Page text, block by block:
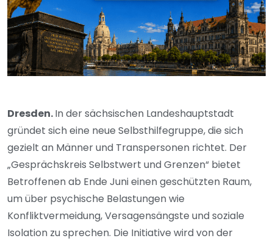
Dresden.In der sächsischen Landeshauptstadt
gründet sich eine neue Selbsthilfegruppe, die sich
gezielt an Männer und Transpersonen richtet. Der
„Gesprächskreis Selbstwert und Grenzen“ bietet
Betroffenen ab Ende Juni einen geschützten Raum,
um über psychische Belastungen wie
Konfliktvermeidung, Versagensängste und soziale
Isolation zu sprechen. Die Initiative wird von der